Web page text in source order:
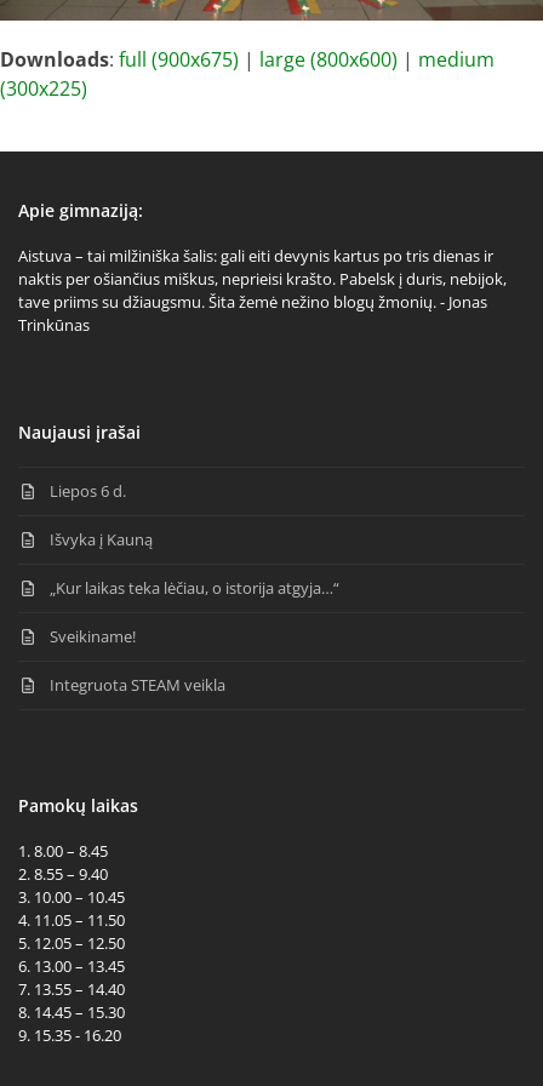
Downloads: full (900x675) | large (800x600) | medium
(300x225)
Apie gimnaziją:
Aistuva – tai milžiniška šalis: gali eiti devynis kartus po tris dienas ir
naktis per ošiančius miškus, neprieisi krašto. Pabelsk į duris, nebijok,
tave priims su džiaugsmu. Šita žemė nežino blogų žmonių. - Jonas
Trinkūnas
Naujausi įrašai
Liepos 6 d.
Išvyka į Kauną
„Kur laikas teka lėčiau, o istorija atgyja…“
Sveikiname!
Integruota STEAM veikla
Pamokų laikas
1. 8.00 – 8.45
2. 8.55 – 9.40
3. 10.00 – 10.45
4. 11.05 – 11.50
5. 12.05 – 12.50
6. 13.00 – 13.45
7. 13.55 – 14.40
8. 14.45 – 15.30
9. 15.35 - 16.20